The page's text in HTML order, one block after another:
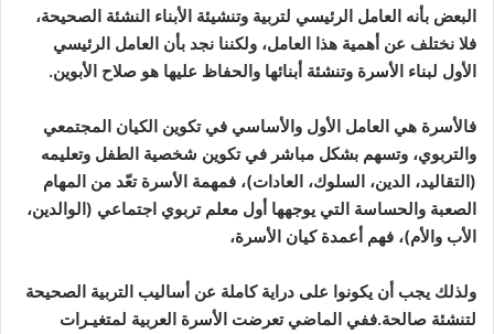
البعض بأنه العامل الرئيسي لتربية وتنشيئة الأبناء النشئة الصحيحة،
فلا نختلف عن أهمية هذا العامل، ولكننا نجد بأن العامل الرئيسي
الأول لبناء الأسرة وتنشئة أبنائها والحفاظ عليها هو صلاح الأبوين.
فالأسرة هي العامل الأول والأساسي في تكوين الكيان المجتمعي
والتربوي، وتسهم بشكل مباشر في تكوين شخصية الطفل وتعليمه
(التقاليد، الدين، السلوك، العادات)، فمهمة الأسرة تعّد من المهام
الصعبة والحساسة التي يوجهها أول معلم تربوي اجتماعي (الوالدين،
الأب والأم)، فهم أعمدة كيان الأسرة،
ولذلك يجب أن يكونوا على دراية كاملة عن أساليب التربية الصحيحة
لتنشئة صالحة.ففي الماضي تعرضت الأسرة العربية لمتغيـرات